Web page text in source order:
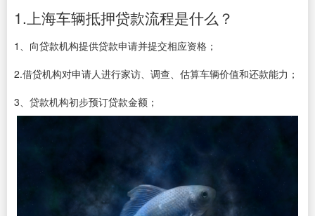
1.上海车辆抵押贷款流程是什么？
1、向贷款机构提供贷款申请并提交相应资格；
2.借贷机构对申请人进行家访、调查、估算车辆价值和还款能力；
3、贷款机构初步预订贷款金额；